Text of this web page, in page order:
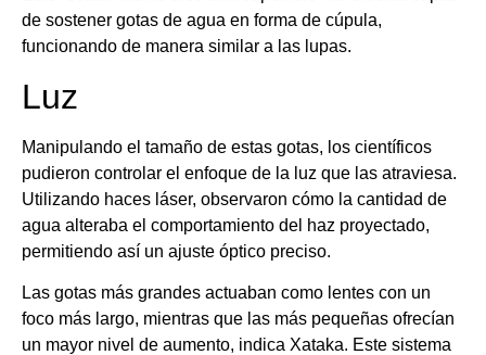
de sostener gotas de agua en forma de cúpula,
funcionando de manera similar a las lupas.
Luz
Manipulando el tamaño de estas gotas, los científicos
pudieron controlar el enfoque de la luz que las atraviesa.
Utilizando haces láser, observaron cómo la cantidad de
agua alteraba el comportamiento del haz proyectado,
permitiendo así un ajuste óptico preciso.
Las gotas más grandes actuaban como lentes con un
foco más largo, mientras que las más pequeñas ofrecían
un mayor nivel de aumento, indica Xataka. Este sistema